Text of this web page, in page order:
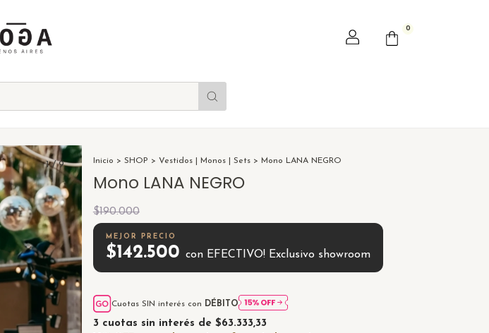
0
1/9 Inicio > SHOP > Vestidos | Monos | Sets > Mono LANA NEGRO
Mono LANA NEGRO
$190.000
$142.500 con EFECTIVO! Exclusivo showroom
Cuotas SIN interés con DÉBITO
3 cuotas sin interés de $63.333,33